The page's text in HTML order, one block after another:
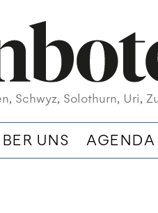
Schwyz, Solothurn, Uri,
UNS AGENDA